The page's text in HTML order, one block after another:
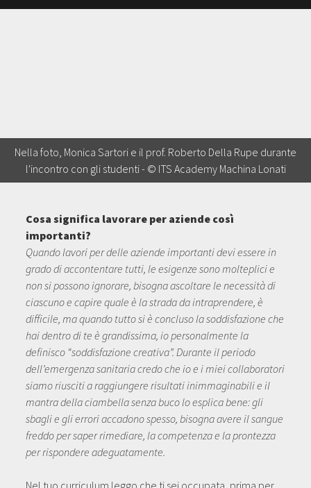
Nella foto, Monica Sartori e il prof. Roberto Della Rupe durante
l'incontro con gli studenti - © ITS Academy Machina Lonati
Cosa significa lavorare per aziende così
importanti?
Quando lavori per delle aziende importanti devi essere in
grado di accontentare tutti, le esigenze sono molteplici e
non si possono ignorare, bisogna ascoltare le necessità di
ciascuno e capire quale è la strada da intraprendere, è
difficile, ma quando tutto si è concluso la soddisfazione che
hai dentro di te è grandissima, io personalmente la
definisco “soddisfazione creativa”. Durante il periodo
dell’emergenza sanitaria credo che io e i miei collaboratori
siamo riusciti a raggiungere risultati inimmaginabili e il
mantra della ciambella senza buco lo esplica bene: gli
sbagli e gli errori accadono spesso, bisogna avere il sangue
freddo per saper rimediare, la competenza e la prontezza
per rispondere adeguatamente.
Nel tuo curriculum leggo che ti sei occupata, prima per